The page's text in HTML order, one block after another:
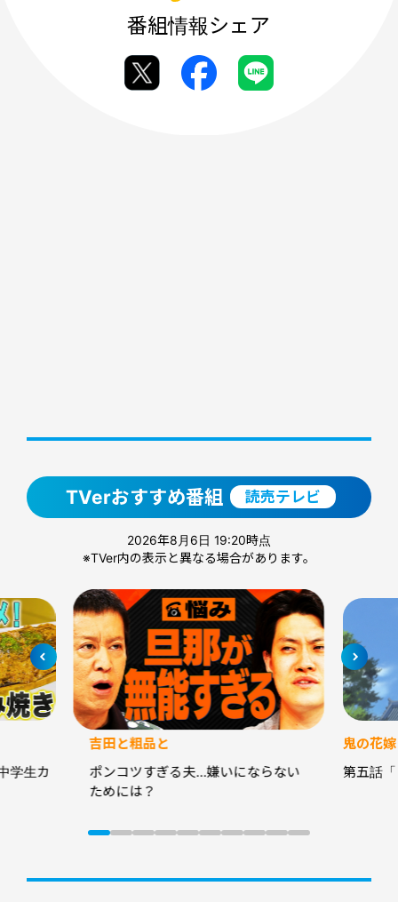
番組情報シェア
TVerおすすめ番組 読売テレビ
2026年8月6日 19:20時点
※TVer内の表示と異なる場合があります。
学生カ
吉田と粗品と
ポンコツすぎる夫…嫌いにならない
ためには？
鬼の花嫁
第五話